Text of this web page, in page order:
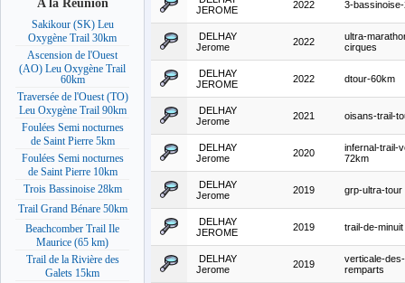
Sakikour (SK) Leu
Oxygène Trail 30km
Ascension de l'Ouest
(AO) Leu Oxygène Trail
60km
Traversée de l'Ouest (TO)
Leu Oxygène Trail 90km
Foulées Semi nocturnes
de Saint Pierre 5km
Foulées Semi nocturnes
de Saint Pierre 10km
Trois Bassinoise 28km
Trail Grand Bénare 50km
Beachcomber Trail Ile
Maurice (65 km)
Trail de la Rivière des
Galets 15km
JEROME
2022 3-
DELHAY
Jerome
2022
ultra-
cirques
DELHAY
JEROME
2022 dtour-60km
DELHAY
Jerome
2021 oisans-trail-
DELHAY
Jerome
2020
infernal-trail-
72km
DELHAY
Jerome
2019 grp-ultra-tour
DELHAY
JEROME
2019 trail-de-minuit
DELHAY
Jerome
2019
verticale-des-
remparts